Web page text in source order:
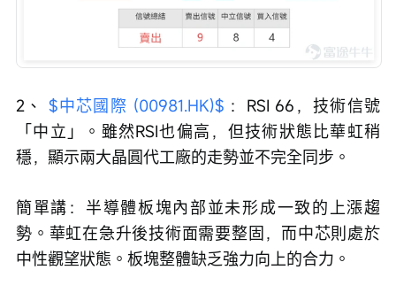
2、 $中芯國際 (00981.HK)$ ：RSI 66，技術信號
「中立」。雖然RSI也偏高，但技術狀態比華虹稍
穩，顯示兩大晶圓代工廠的走勢並不完全同步。
簡單講：半導體板塊內部並未形成一致的上漲趨
勢。華虹在急升後技術面需要整固，而中芯則處於
中性觀望狀態。板塊整體缺乏強力向上的合力。